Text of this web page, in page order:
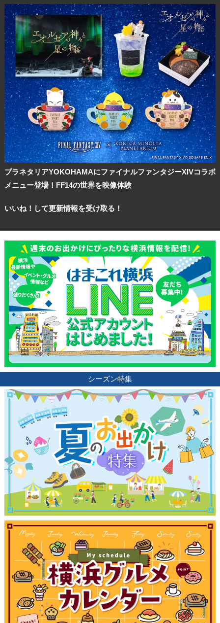
プラネタリアYOKOHAMAにファイナルファンタジーXIVコラボ
メニュー登場！FF14の世界を映像体験
いいね！して更新情報を受け取る！
シーズン特集
観光ガイド
ランキング
ブログ記事
サイトについて